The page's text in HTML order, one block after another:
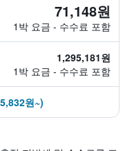
71,148원
1박 요금 - 수수료 포함
1,295,181원
1박 요금 - 수수료 포함
원~)